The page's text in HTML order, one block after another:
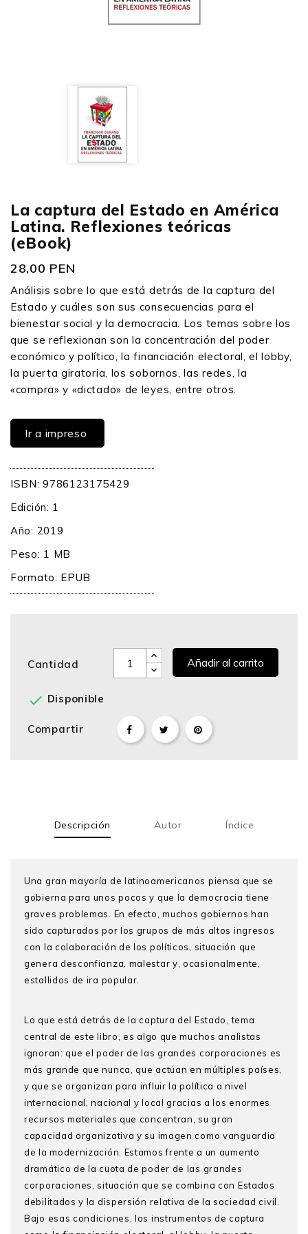
La captura del Estado en América
Latina. Reflexiones teóricas
(eBook)
28,00 PEN
Análisis sobre lo que está detrás de la captura del
Estado y cuáles son sus consecuen­cias para el
bienestar social y la democracia. Los temas sobre los
que se reflexionan son la concentración del poder
económico y político, la financiación electoral, el lobby,
la puerta giratoria, los sobornos, las redes, la
«compra» y «dictado» de leyes, entre otros.
Ir a impreso
ISBN: 9786123175429
Edición: 1
Año: 2019
Peso: 1 MB
Formato: EPUB
Cantidad Añadir al carrito
 Disponible
Compartir
Descripción Autor Índice
Una gran mayoría de latinoamericanos piensa que se
gobierna para unos pocos y que la democracia tiene
graves problemas. En efecto, muchos gobiernos han
sido capturados por los grupos de más altos ingresos
con la colaboración de los políticos, situación que
genera desconfianza, malestar y, ocasionalmente,
estallidos de ira popular.
Lo que está detrás de la captura del Estado, tema
central de este libro, es algo que muchos analistas
ignoran: que el poder de las grandes corporaciones es
más grande que nunca, que actúan en múltiples países,
y que se organizan para influir la política a nivel
internacional, nacional y local gracias a los enormes
recursos materiales que concentran, su gran
capacidad organizativa y su imagen como vanguardia
de la modernización. Estamos frente a un aumento
dramático de la cuota de poder de las grandes
corporaciones, situación que se combina con Estados
debilitados y la dispersión relativa de la sociedad civil.
Bajo esas condiciones, los instrumentos de captura